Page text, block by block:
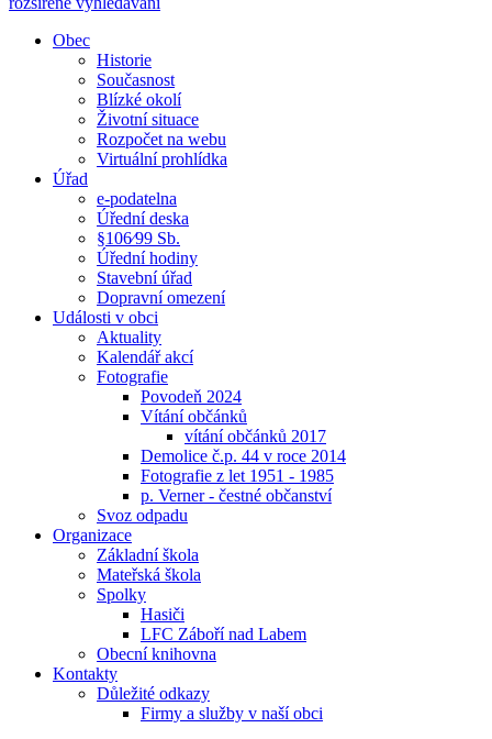
Obec
Historie
Současnost
Blízké okolí
Životní situace
Rozpočet na webu
Virtuální prohlídka
Úřad
e-podatelna
Úřední deska
§106⁄99 Sb.
Úřední hodiny
Stavební úřad
Dopravní omezení
Události v obci
Aktuality
Kalendář akcí
Fotografie
Povodeň 2024
Vítání občánků
vítání občánků 2017
Demolice č.p. 44 v roce 2014
Fotografie z let 1951 - 1985
p. Verner - čestné občanství
Svoz odpadu
Organizace
Základní škola
Mateřská škola
Spolky
Hasiči
LFC Záboří nad Labem
Obecní knihovna
Kontakty
Důležité odkazy
Firmy a služby v naší obci